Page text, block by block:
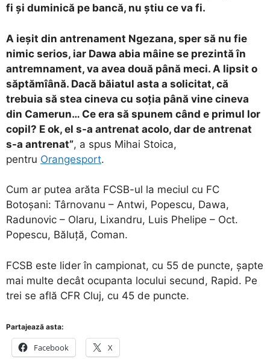
fi şi duminică pe bancă, nu ştiu ce va fi.
A ieşit din antrenament Ngezana, sper să nu fie
nimic serios, iar Dawa abia mâine se prezintă în
antremnament, va avea două până meci. A lipsit o
săptămîână. Dacă băiatul asta a solicitat, că
trebuia să stea cineva cu soţia până vine cineva
din Camerun… Ce era să spunem când e primul lor
copil? E ok, el s-a antrenat acolo, dar de antrenat
s-a antrenat”, a spus Mihai Stoica,
pentru Orangesport.
Cum ar putea arăta FCSB-ul la meciul cu FC
Botoșani: Târnovanu – Antwi, Popescu, Dawa,
Radunovic – Olaru, Lixandru, Luis Phelipe – Oct.
Popescu, Băluță, Coman.
FCSB este lider în campionat, cu 55 de puncte, șapte
mai multe decât ocupanta locului secund, Rapid. Pe
trei se află CFR Cluj, cu 45 de puncte.
Partajează asta:
Facebook X